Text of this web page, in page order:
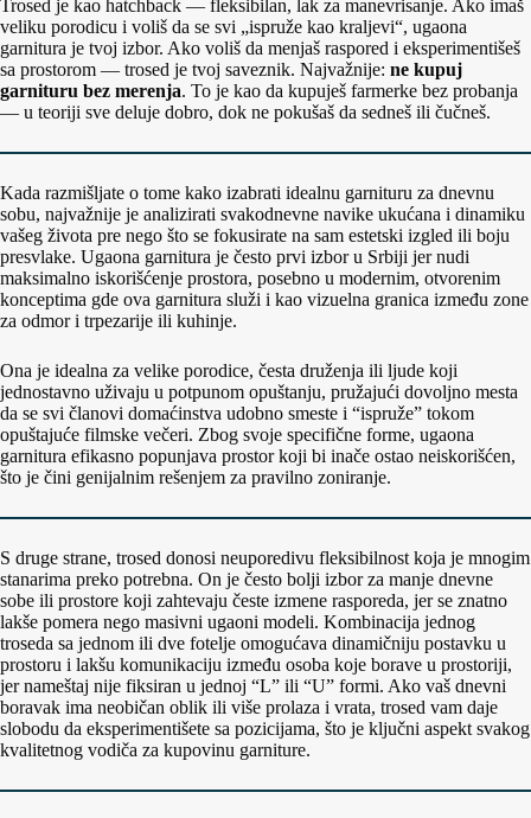
Trosed je kao hatchback — fleksibilan, lak za manevrisanje. Ako imaš
veliku porodicu i voliš da se svi „ispruže kao kraljevi“, ugaona
garnitura je tvoj izbor. Ako voliš da menjaš raspored i eksperimentišeš
sa prostorom — trosed je tvoj saveznik. Najvažnije: ne kupuj
garnituru bez merenja. To je kao da kupuješ farmerke bez probanja
— u teoriji sve deluje dobro, dok ne pokušaš da sedneš ili čučneš.
Kada razmišljate o tome kako izabrati idealnu garnituru za dnevnu
sobu, najvažnije je analizirati svakodnevne navike ukućana i dinamiku
vašeg života pre nego što se fokusirate na sam estetski izgled ili boju
presvlake. Ugaona garnitura je često prvi izbor u Srbiji jer nudi
maksimalno iskorišćenje prostora, posebno u modernim, otvorenim
konceptima gde ova garnitura služi i kao vizuelna granica između zone
za odmor i trpezarije ili kuhinje.
Ona je idealna za velike porodice, česta druženja ili ljude koji
jednostavno uživaju u potpunom opuštanju, pružajući dovoljno mesta
da se svi članovi domaćinstva udobno smeste i “ispruže” tokom
opuštajuće filmske večeri. Zbog svoje specifične forme, ugaona
garnitura efikasno popunjava prostor koji bi inače ostao neiskorišćen,
što je čini genijalnim rešenjem za pravilno zoniranje.
S druge strane, trosed donosi neuporedivu fleksibilnost koja je mnogim
stanarima preko potrebna. On je često bolji izbor za manje dnevne
sobe ili prostore koji zahtevaju česte izmene rasporeda, jer se znatno
lakše pomera nego masivni ugaoni modeli. Kombinacija jednog
troseda sa jednom ili dve fotelje omogućava dinamičniju postavku u
prostoru i lakšu komunikaciju između osoba koje borave u prostoriji,
jer nameštaj nije fiksiran u jednoj “L” ili “U” formi. Ako vaš dnevni
boravak ima neobičan oblik ili više prolaza i vrata, trosed vam daje
slobodu da eksperimentišete sa pozicijama, što je ključni aspekt svakog
kvalitetnog vodiča za kupovinu garniture.